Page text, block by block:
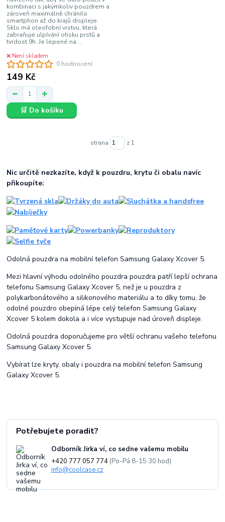
Potřebujete poradit?
Odborník Jirka ví, co sedne vašemu mobilu
+420 777 057 774 (Po-Pá 8-15:30 hod)
info@coolcase.cz
0 hodnocení
kombinaci s jakýmkoliv pouzdrem a
zároveň maximálně chránilo
smartphon až do krajů displeje.
Sklo má oleofobní vrstvu, která
zabraňuje ulpívání otisku prstů a
tvrdost 9h. Je lepené na ...
149 Kč
❌ Není skladem
🛒 Do košíku
strana z 1
Nic určitě nezkazíte, když k pouzdru, krytu či obalu navíc
přikoupíte:
Odolná pouzdra na mobilní telefon Samsung Galaxy Xcover 5.
Mezi hlavní výhodu odolného pouzdra pouzdra patří lepší ochrana
telefonu Samsung Galaxy Xcover 5, než je u pouzdra z
polykarbonátového a silikonového materiálu a to díky tomu, že
odolné pouzdro obepíná lépe celý telefon Samsung Galaxy
Xcover 5 kolem dokola a i více vystupuje nad úroveň displeje.
Odolná pouzdra doporučujeme pro větší ochranu vašeho telefonu
Samsung Galaxy Xcover 5.
Vybírat lze kryty, obaly i pouzdra na mobilní telefon Samsung
Galaxy Xcover 5.